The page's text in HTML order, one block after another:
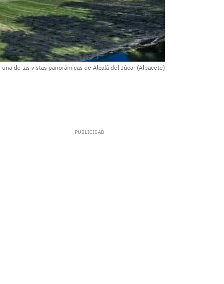
una de las vistas panorámicas de Alcalá del Júcar (Albacete)